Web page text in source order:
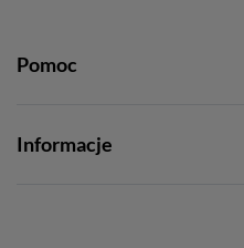
Pomoc
Informacje